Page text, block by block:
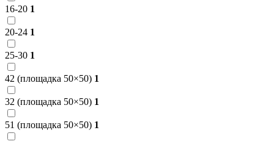
16-20 1
20-24 1
25-30 1
42 (площадка 50×50) 1
32 (площадка 50×50) 1
51 (площадка 50×50) 1